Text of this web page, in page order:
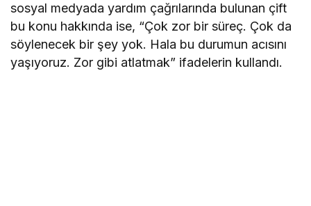
sosyal medyada yardım çağrılarında bulunan çift
bu konu hakkında ise, “Çok zor bir süreç. Çok da
söylenecek bir şey yok. Hala bu durumun acısını
yaşıyoruz. Zor gibi atlatmak” ifadelerin kullandı.